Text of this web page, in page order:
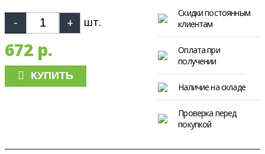
шт.
672 р.
КУПИТЬ
Скидки постоянным
клиентам
Оплата при
получении
Наличие на складе
Проверка перед
покупкой